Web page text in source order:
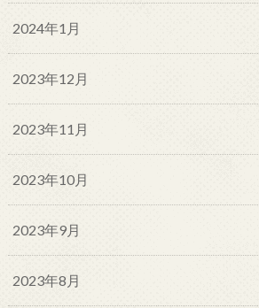
2024年1月
2023年12月
2023年11月
2023年10月
2023年9月
2023年8月